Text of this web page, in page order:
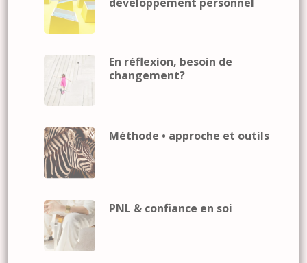
En réflexion, besoin de
changement?
Méthode • approche et outils
PNL & confiance en soi